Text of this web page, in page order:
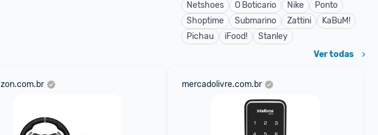
Netshoes
O Boticario Nike
Ponto
Shoptime
Submarino Zattini
KaBuM!
Pichau
iFood! Stanley
Ver todas
mercadolivre.com.br